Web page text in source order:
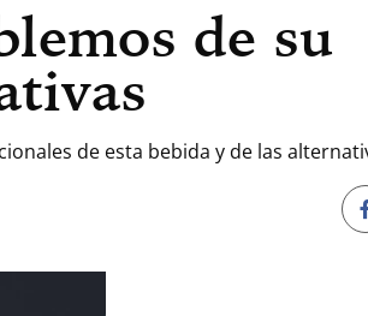
de su
de esta bebida y de las